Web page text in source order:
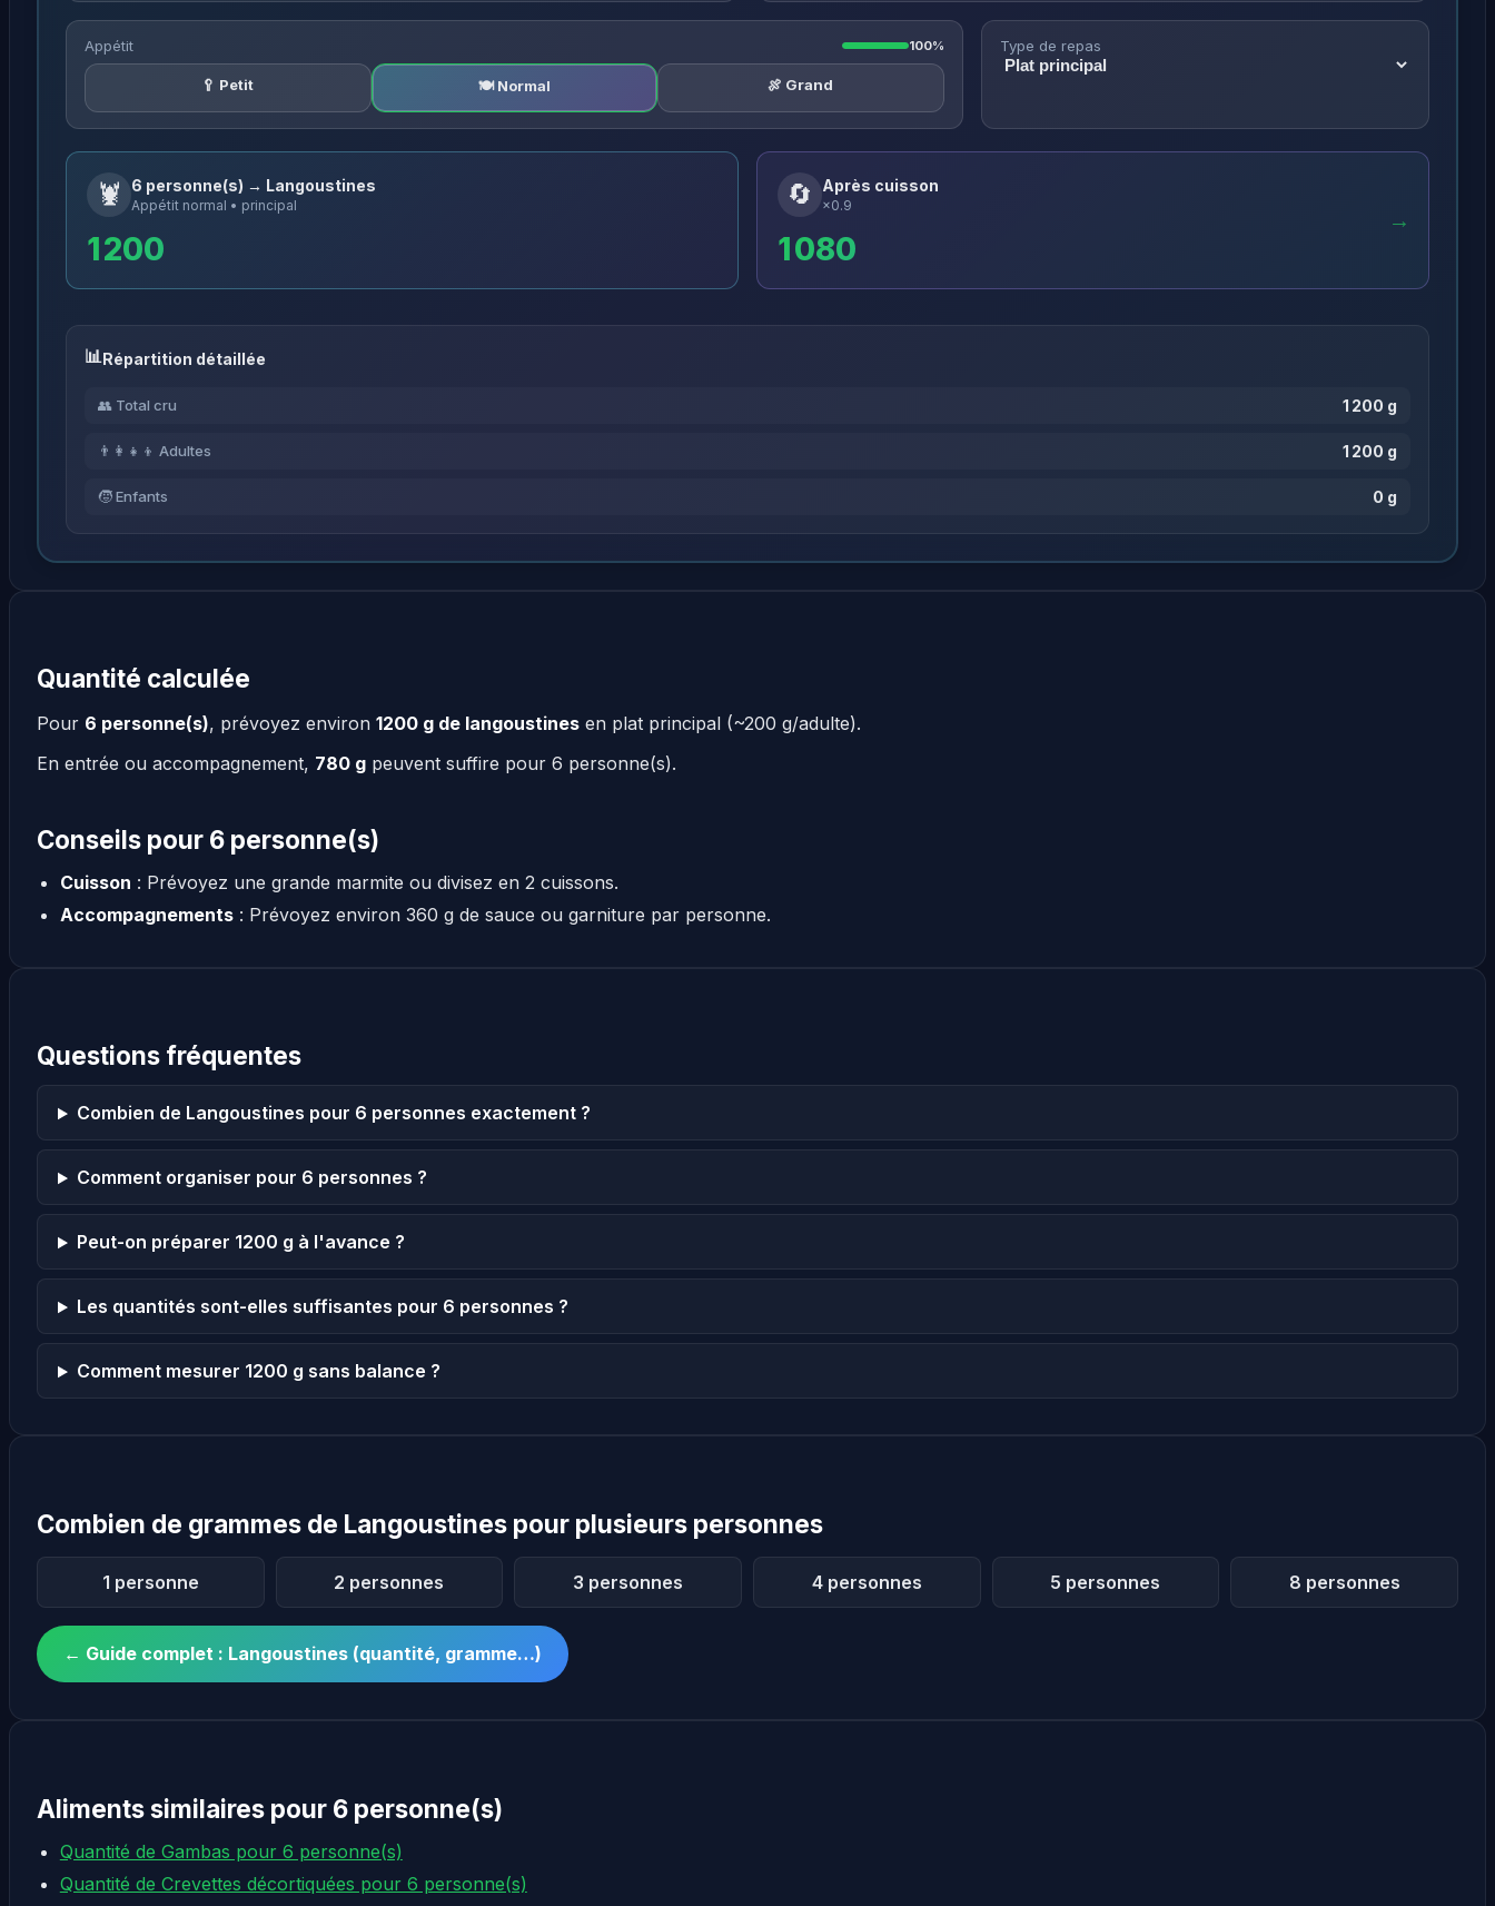
Appétit 100%
🥄 Petit 🍽️ Normal 🍖 Grand
Type de repas
🦞 6 personne(s) → Langoustines
Appétit normal • principal
1 200
🔄 Après cuisson
×0.9
1 080
→
Répartition détaillée
👥 Total cru 1 200 g
👨‍👩‍👧‍👦 Adultes 1 200 g
🧒 Enfants 0 g
Quantité calculée
Pour 6 personne(s), prévoyez environ 1200 g de langoustines en plat principal (~200 g/adulte).
En entrée ou accompagnement, 780 g peuvent suffire pour 6 personne(s).
Conseils pour 6 personne(s)
Cuisson : Prévoyez une grande marmite ou divisez en 2 cuissons.
Accompagnements: Prévoyez environ 360 g de sauce ou garniture par personne.
Questions fréquentes
Combien de Langoustines pour 6 personnes exactement ?
Comment organiser pour 6 personnes ?
Peut-on préparer 1200 g à l'avance ?
Les quantités sont-elles suffisantes pour 6 personnes ?
Comment mesurer 1200 g sans balance ?
Combien de grammes de Langoustines pour plusieurs personnes
1 personne 2 personnes 3 personnes 4 personnes 5 personnes 8 personnes
← Guide complet : Langoustines (quantité, gramme…)
Aliments similaires pour 6 personne(s)
Quantité de Gambas pour 6 personne(s)
Quantité de Crevettes décortiquées pour 6 personne(s)